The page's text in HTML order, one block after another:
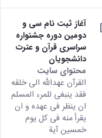
آغاز ثبت نام سی و
دومین دوره جشنواره
سراسری قرآن و عترت
دانشجویان
محتوای سایت
القرآن عهدالله الی خلقه
فقد ینبغی للمرء المسلم
ان ینظر فی عهده و ان
یقرأ منه فی کل یوم
خمسین آیة